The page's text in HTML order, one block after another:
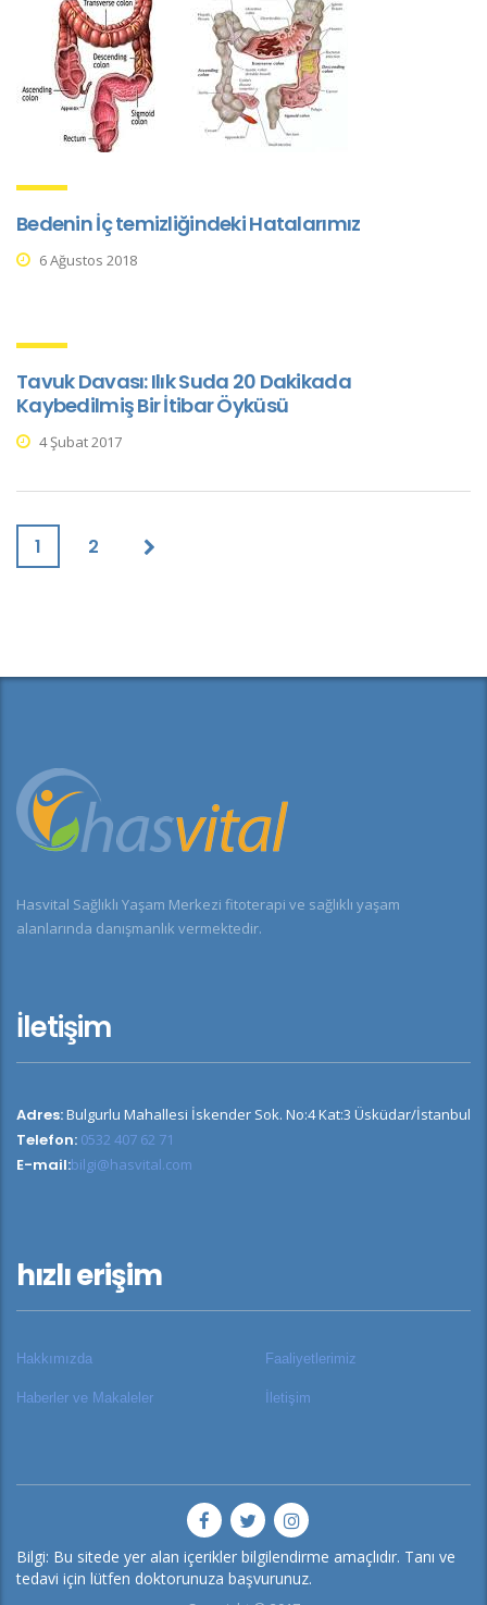
Bedenin İç temizliğindeki Hatalarımız
6 Ağustos 2018
Tavuk Davası: Ilık Suda 20 Dakikada
Kaybedilmiş Bir İtibar Öyküsü
4 Şubat 2017
1 2
Hasvital Sağlıklı Yaşam Merkezi fitoterapi ve sağlıklı yaşam
alanlarında danışmanlık vermektedir.
İletişim
Adres:Bulgurlu Mahallesi İskender Sok. No:4 Kat:3 Üsküdar/İstanbul
Telefon: 0532 407 62 71
E-mail:bilgi@hasvital.com
hızlı erişim
Hakkımızda Faaliyetlerimiz
Haberler ve Makaleler İletişim
Bilgi: Bu sitede yer alan içerikler bilgilendirme amaçlıdır. Tanı ve
tedavi için lütfen doktorunuza başvurunuz.